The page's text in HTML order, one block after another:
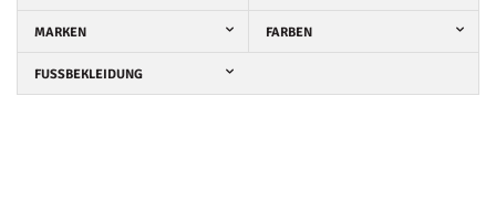
MARKEN FARBEN
FUSSBEKLEIDUNG